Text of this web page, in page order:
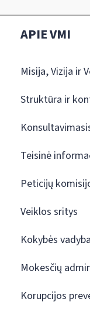
APIE VMI
Misija, Vizija ir
Struktūra ir
Teisinė
Peticijų
Veiklos sritys
Kokybės vadyba
Mokesčių
Korupcijos